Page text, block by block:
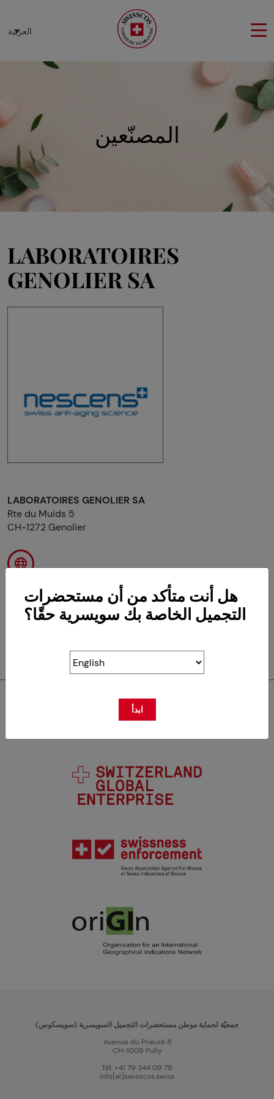
العربية
المصنّعين
LABORATOIRES
GENOLIER SA
LABORATOIRES GENOLIER SA
Rte du Muids 5
CH-1272 Genolier
سويسكوس عضو في
جمعيّة لحماية موطن مستحضرات التجميل السويسرية (سويسكوس)
Avenue du Prieuré 8
CH-1009 Pully
Tél. +41 79 344 09 79
info[at]swisscos.swiss
هل أنت متأكد من أن مستحضرات
التجميل الخاصة بك سويسرية حقًا؟
ابدأ